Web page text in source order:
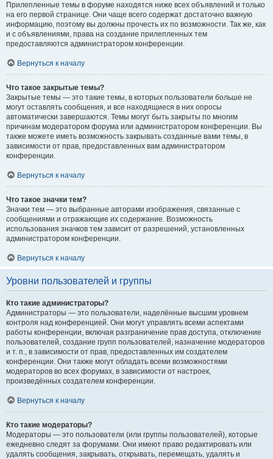
Прилепленные темы в форуме находятся ниже всех объявлений и только
на его первой странице. Они чаще всего содержат достаточно важную
информацию, поэтому вы должны прочесть их по возможности. Так же, как
и с объявлениями, права на создание прилепленных тем
предоставляются администратором конференции.
Вернуться к началу
Что такое закрытые темы?
Закрытые темы — это такие темы, в которых пользователи больше не
могут оставлять сообщения, и все находящиеся в них опросы
автоматически завершаются. Темы могут быть закрыты по многим
причинам модератором форума или администратором конференции. Вы
также можете иметь возможность закрывать созданные вами темы, в
зависимости от прав, предоставленных вам администратором
конференции.
Вернуться к началу
Что такое значки тем?
Значки тем — это выбранные авторами изображения, связанные с
сообщениями и отражающие их содержание. Возможность
использования значков тем зависит от разрешений, установленных
администратором конференции.
Вернуться к началу
Уровни пользователей и группы
Кто такие администраторы?
Администраторы — это пользователи, наделённые высшим уровнем
контроля над конференцией. Они могут управлять всеми аспектами
работы конференции, включая разграничение прав доступа, отключение
пользователей, создание групп пользователей, назначение модераторов
и т. п., в зависимости от прав, предоставленных им создателем
конференции. Они также могут обладать всеми возможностями
модераторов во всех форумах, в зависимости от настроек,
произведённых создателем конференции.
Вернуться к началу
Кто такие модераторы?
Модераторы — это пользователи (или группы пользователей), которые
ежедневно следят за форумами. Они имеют право редактировать или
удалять сообщения, закрывать, открывать, перемещать, удалять и